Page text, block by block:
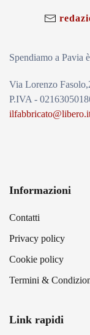
Spendiamo a Pavia
Via Lorenzo
P.IVA -
Informazioni
Contatti
Privacy policy
Cookie policy
Termini &
Link rapidi